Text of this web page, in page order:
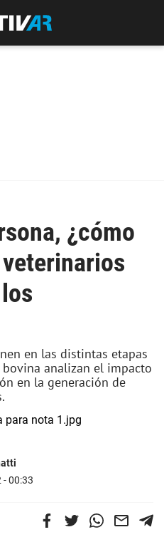
¿cómo
en las distintas etapas
analizan el impacto
en la generación de
- 00:33